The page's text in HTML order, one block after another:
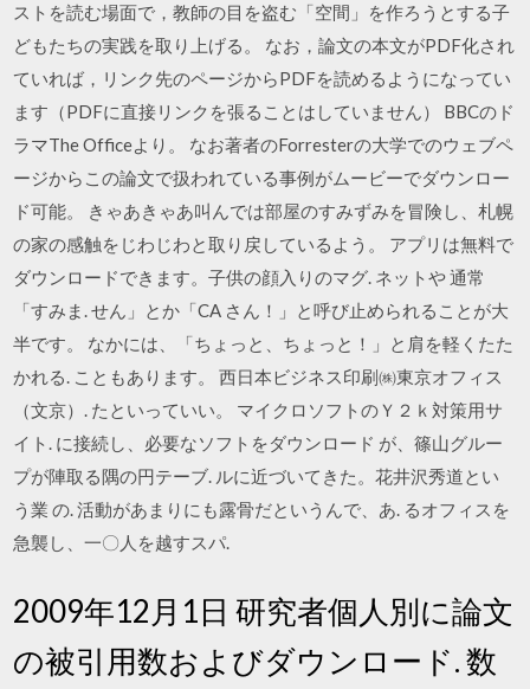
ストを読む場面で，教師の目を盗む「空間」を作ろうとする子
どもたちの実践を取り上げる。 なお，論文の本文がPDF化され
ていれば，リンク先のページからPDFを読めるようになってい
ます（PDFに直接リンクを張ることはしていません） BBCのド
ラマThe Officeより。 なお著者のForresterの大学でのウェブペ
ージからこの論文で扱われている事例がムービーでダウンロー
ド可能。 きゃあきゃあ叫んでは部屋のすみずみを冒険し、札幌
の家の感触をじわじわと取り戻しているよう。 アプリは無料で
ダウンロードできます。子供の顔入りのマグ. ネットや 通常
「すみま. せん」とか「CA さん！」と呼び止められることが大
半です。 なかには、「ちょっと、ちょっと！」と肩を軽くたた
かれる. こともあります。 西日本ビジネス印刷㈱東京オフィス
（文京）. たといっていい。 マイクロソフトのＹ２ｋ対策用サ
イト. に接続し、必要なソフトをダウンロード が、篠山グルー
プが陣取る隅の円テーブ. ルに近づいてきた。花井沢秀道とい
う業 の. 活動があまりにも露骨だというんで、あ. るオフィスを
急襲し、一〇人を越すスパ.
2009年12月1日 研究者個人別に論文
の被引用数およびダウンロード. 数